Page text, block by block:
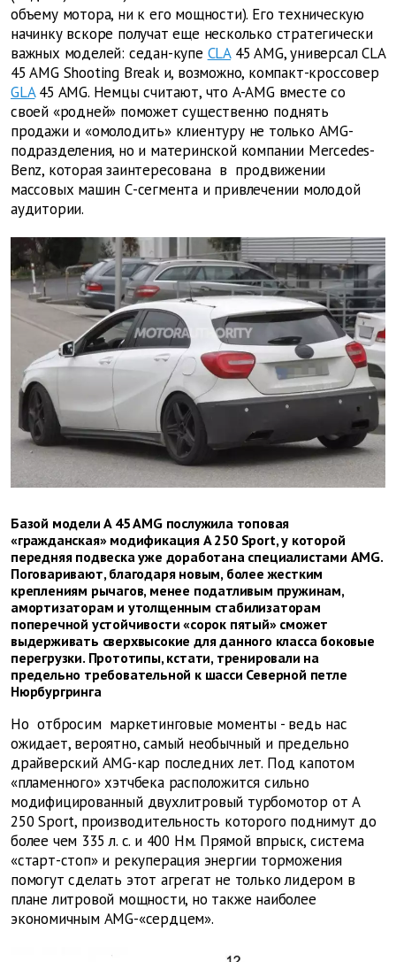
объему мотора, ни к его мощности). Его техническую
начинку вскоре получат еще несколько стратегически
важных моделей: седан-купе CLA45 AMG, универсал CLA
45 AMG Shooting Break и, возможно, компакт-кроссовер
GLA45 AMG. Немцы считают, что A-AMG вместе со
своей «родней» поможет существенно поднять
продажи и «омолодить» клиентуру не только AMG-
подразделения, но и материнской компании Mercedes-
Benz, которая заинтересована в продвижении
массовых машин С-сегмента и привлечении молодой
аудитории.
Базой модели A 45 AMG послужила топовая
«гражданская» модификация A 250 Sport, у которой
передняя подвеска уже доработана специалистами AMG.
Поговаривают, благодаря новым, более жестким
креплениям рычагов, менее податливым пружинам,
амортизаторам и утолщенным стабилизаторам
поперечной устойчивости «сорок пятый» сможет
выдерживать сверхвысокие для данного класса боковые
перегрузки. Прототипы, кстати, тренировали на
предельно требовательной к шасси Северной петле
Нюрбургринга
Но отбросим маркетинговые моменты - ведь нас
ожидает, вероятно, самый необычный и предельно
драйверский AMG-кар последних лет. Под капотом
«пламенного» хэтчбека расположится сильно
модифицированный двухлитровый турбомотор от A
250 Sport, производительность которого поднимут до
более чем 335 л. с. и 400 Нм. Прямой впрыск, система
«старт-стоп» и рекуперация энергии торможения
помогут сделать этот агрегат не только лидером в
плане литровой мощности, но также наиболее
экономичным AMG-«сердцем».